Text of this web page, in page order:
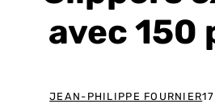
avec 150
JEAN-PHILIPPE FOURNIER